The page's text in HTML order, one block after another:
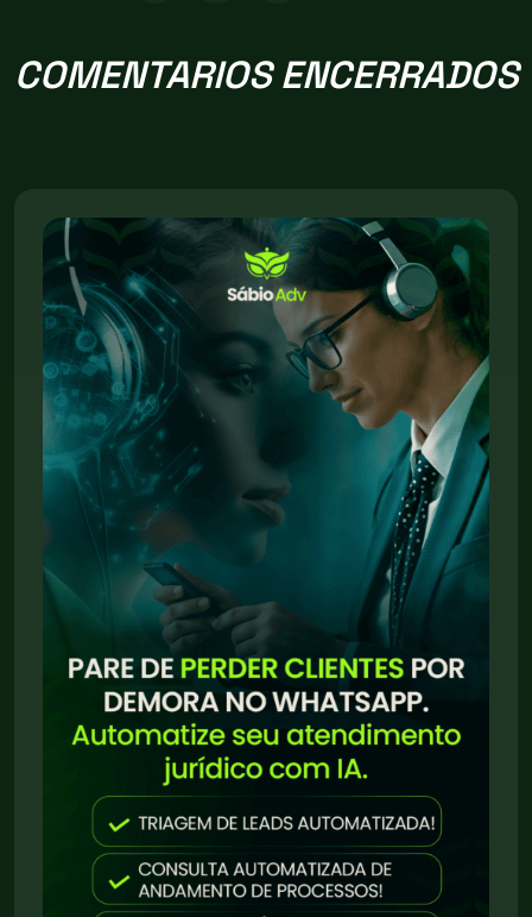
COMENTARIOS ENCERRADOS